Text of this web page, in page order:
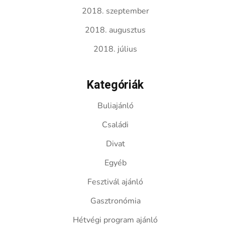
2018. szeptember
2018. augusztus
2018. július
Kategóriák
Buliajánló
Családi
Divat
Egyéb
Fesztivál ajánló
Gasztronómia
Hétvégi program ajánló